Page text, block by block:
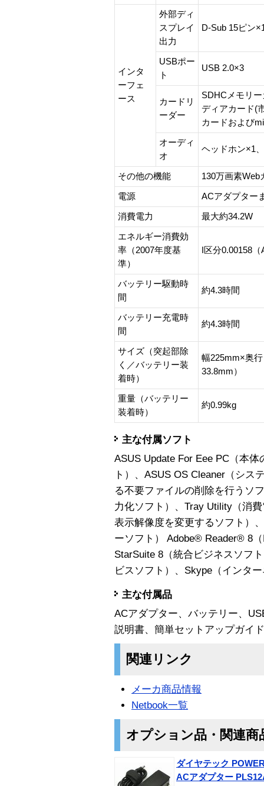
インタ
ーフェ
ース
外部ディ
スプレイ
出力
D-Sub 15ピン
USBポー
ト
USB 2.0×3
カードリ
ーダー
SDHCメモリ
ディアカード(
カードおよび
オーディ
オ
ヘッドホン×1
その他の機能 130万画素Web
電源 ACアダプター
消費電力 最大約34.2W
エネルギー消費効
率（2007年度基
準）
I区分0.00158（
バッテリー駆動時
間
約4.3時間
バッテリー充電時
間
約4.3時間
サイズ（突起部除
く／バッテリー装
着時）
幅225mm×奥
33.8mm）
重量（バッテリー
装着時）
約0.99kg
主な付属ソフト
ASUS Update For Eee PC（本
ト）、ASUS OS Cleaner（シス
る不要ファイルの削除を行うソ
力化ソフト）、Tray Utility（消
表示解像度を変更するソフト）
ーソフト） Adobe® Reader® 8
StarSuite 8（統合ビジネスソフ
ビスソフト）、Skype（インタ
主な付属品
ACアダプター、バッテリー、
説明書、簡単セットアップガイ
関連リンク
メーカ商品情報
Netbook一覧
オプション品・関連商
ダイヤテック
ACアダプター